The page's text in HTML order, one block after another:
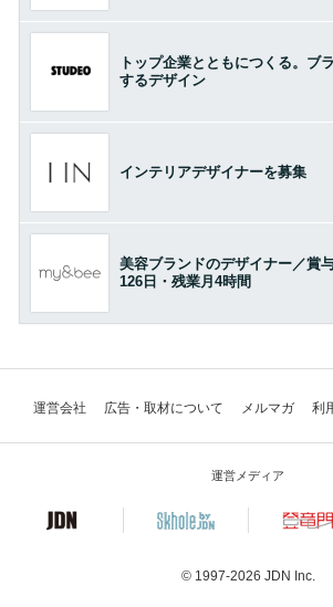
トップ企業とともにつくる。ブ
するデザイン
インテリアデザイナーを募集
美容ブランドのデザイナー／賞
126日・残業月4時間
運営会社 広告・取材について メルマガ 利
運営メディア
© 1997-2026 JDN Inc.